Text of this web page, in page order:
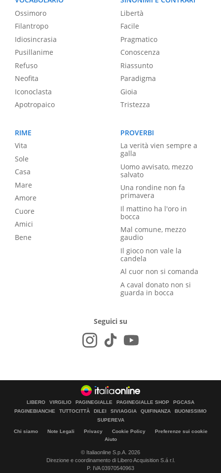
Ossimoro
Filantropo
Idiosincrasia
Pusillanime
Refuso
Neofita
Iconoclasta
Apotropaico
Libertà
Facile
Pragmatico
Conoscenza
Riassunto
Paradigma
Gioia
Tristezza
RIME
Vita
Sole
Casa
Mare
Amore
Cuore
Amici
Bene
PROVERBI
La verità vien sempre a
galla
Uomo avvisato, mezzo
salvato
Una rondine non fa
primavera
Il mattino ha l'oro in
bocca
Mal comune, mezzo
gaudio
Il gioco non vale la
candela
Al cuor non si comanda
A caval donato non si
guarda in bocca
Seguici su
LIBERO VIRGILIO PAGINEGIALLE PAGINEGIALLE SHOP
PGCASA
PAGINEBIANCHE
TUTTOCITTÀ DILEI SIVIAGGIA QUIFINANZA
BUONISSIMO
SUPEREVA
Chi siamo Note Legali Privacy Cookie Policy
Preferenze sui cookie
Aiuto
© Italiaonline S.p.A. 2026
Direzione e coordinamento di Libero Acquisition S.á r.l.
P. IVA 03970540963